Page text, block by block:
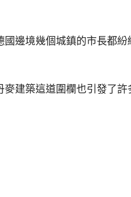
邊境幾個城鎮的市長都
建築這道圍欄也引發了